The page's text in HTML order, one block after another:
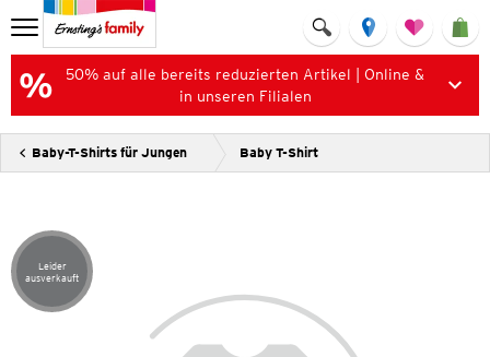
50% auf alle bereits reduzierten Artikel | Online &
in unseren Filialen
Baby-T-Shirts für Jungen Baby T-Shirt
Artikel leider ausverkauft
Leider
ausverkauft